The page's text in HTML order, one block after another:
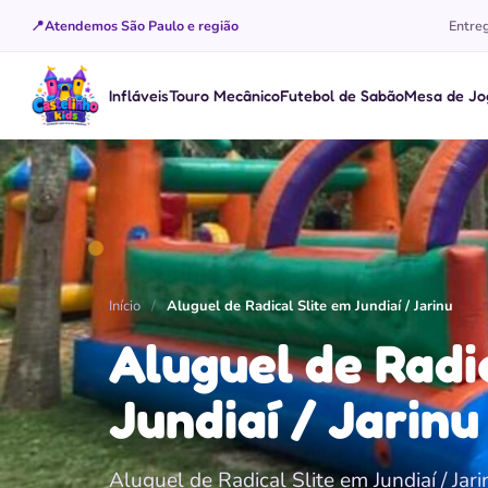
📍Atendemos São Paulo e região
Infláveis
Abrir o menu de Infláveis
Touro Mecânico
Abrir o menu de Touro Mecânico
Futebol de Sabão
Abrir o menu de Futebol de
Mesa de
Abrir o
Início / Aluguel de Radical Slite em Jundiaí / Jarinu
Aluguel de
Jundiaí / Jarinu
Aluguel de Radical Slite em Jundiaí /